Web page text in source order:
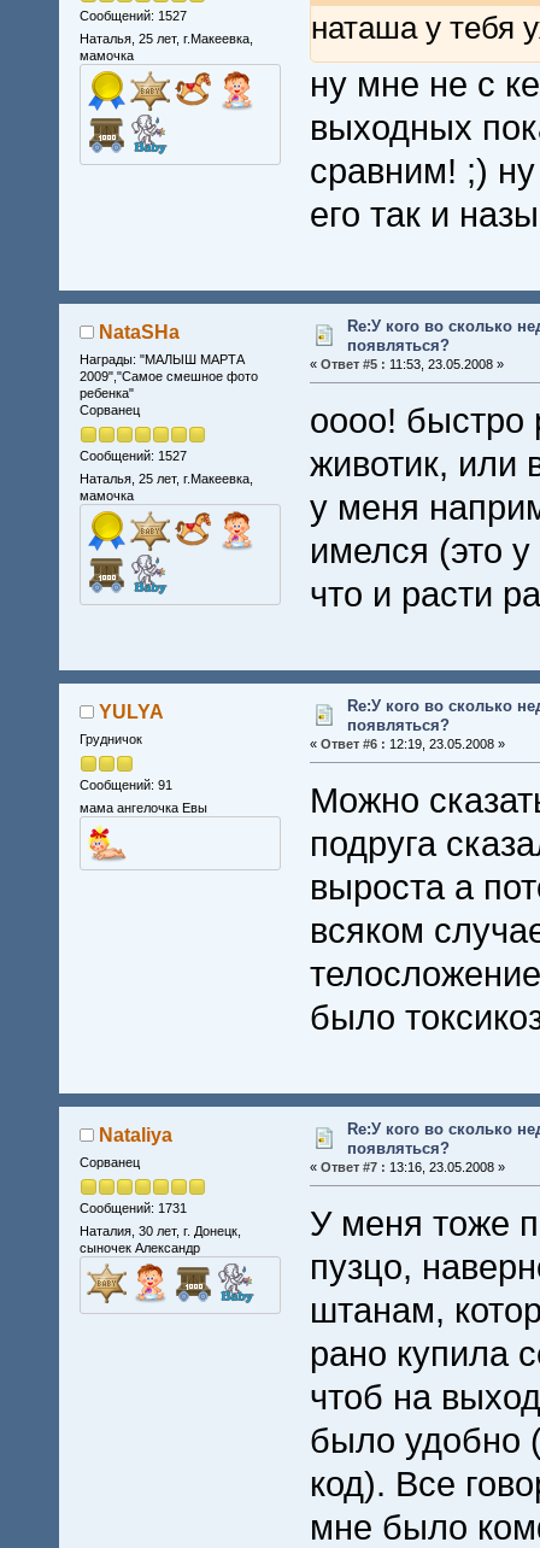
Сообщений: 1527
Наталья, 25 лет, г.Макеевка,
мамочка
наташа у тебя
ну мне не с
выходных
сравним! ;)
его так и
NataSHa
Награды: "МАЛЫШ МАРТА
2009","Самое смешное фото
ребенка"
Сорванец
Сообщений: 1527
Наталья, 25 лет, г.Макеевка,
мамочка
Re:У кого во сколько
появляться?
« Ответ #5 : 11:53, 23.05.2008 »
оооо! быстро
животик, или
у меня
имелся (это
что и расти
YULYA
Грудничок
Сообщений: 91
мама ангелочка Евы
Re:У кого во сколько
появляться?
« Ответ #6 : 12:19, 23.05.2008 »
Можно
подруга
выроста а
всяком
было
Nataliya
Сорванец
Сообщений: 1731
Наталия, 30 лет, г. Донецк,
сыночек Александр
Re:У кого во сколько
появляться?
« Ответ #7 : 13:16, 23.05.2008 »
У меня тоже
пузцо,
штанам,
рано купила
чтоб на
было удобно
код). Все
мне было